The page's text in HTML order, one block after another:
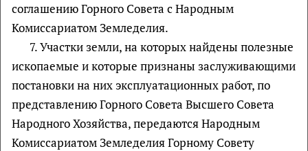
соглашению Горного Совета с Народным
Комиссариатом Земледелия.
7. Участки земли, на которых найдены полезные
ископаемые и которые признаны заслуживающими
постановки на них эксплуатационных работ, по
представлению Горного Совета Высшего Совета
Народного Хозяйства, передаются Народным
Комиссариатом Земледелия Горному Совету